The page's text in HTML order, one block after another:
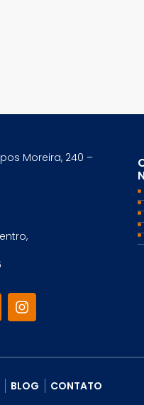
Moreira, 240 –
BLOG CONTATO